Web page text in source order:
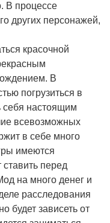
В процессе
других персонажей,
красочной
В
погрузиться в
себя настоящим
всевозможных
в себе много
имеются
перед
на много денег и
расследования
будет зависеть от